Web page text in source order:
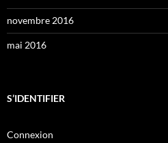
novembre 2016
mai 2016
S’IDENTIFIER
Connexion